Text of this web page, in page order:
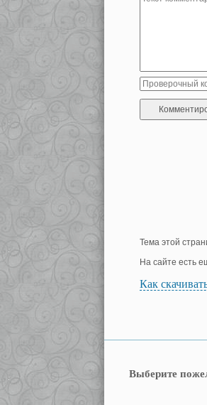
Тема этой
На сайте есть
Как
Выберите